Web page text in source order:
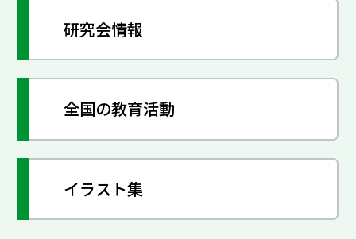
研究会情報
全国の教育活動
イラスト集